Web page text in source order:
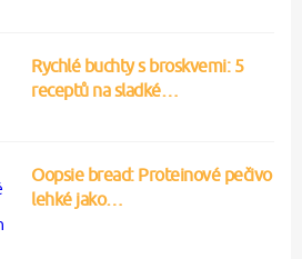
Rychlé buchty s broskvemi: 5
receptů na sladké…
Oopsie bread: Proteinové pečivo
lehké jako…